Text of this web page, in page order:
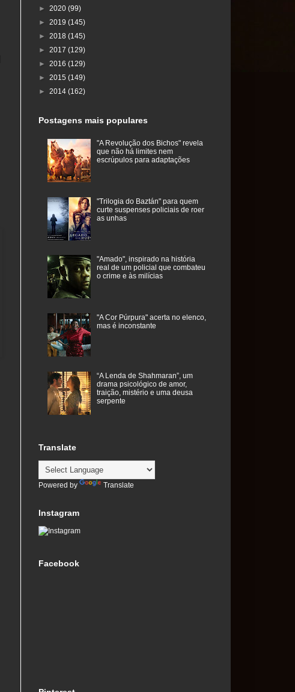
► 2020 (99)
► 2019 (145)
► 2018 (145)
► 2017 (129)
► 2016 (129)
► 2015 (149)
► 2014 (162)
Postagens mais populares
"A Revolução dos Bichos" revela
que não há limites nem
escrúpulos para adaptações
"Trilogia do Baztán" para quem
curte suspenses policiais de roer
as unhas
"Amado", inspirado na história
real de um policial que combateu
o crime e às milícias
"A Cor Púrpura" acerta no elenco,
mas é inconstante
“A Lenda de Shahmaran”, um
drama psicológico de amor,
traição, mistério e uma deusa
serpente
Translate
Powered by Translate
Instagram
Facebook